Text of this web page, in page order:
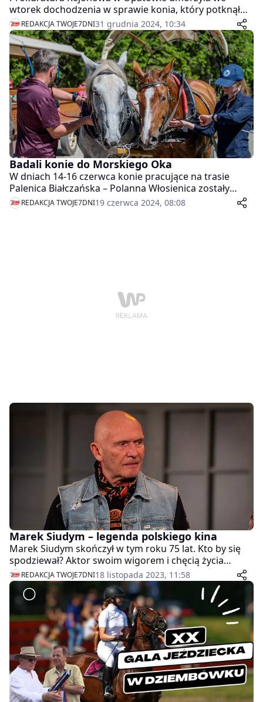
wtorek dochodzenia w sprawie konia, który potknął
się i upadł na drodze do Morskiego Oka w Tatrach.
Zdaniem obrońców praw zwierząt doszło do znęcania
nad zwierzęciem, ale przeczy temu opinia biegłego
lekarza weterynarii.
REDAKCJA TWOJE7DNI31 grudnia 2024, 10:34
Badali konie do Morskiego Oka
W dniach 14-16 czerwca konie pracujące na trasie
Palenica Białczańska – Polanna Włosienica zostały
przebadane przez Komisję składającą się z lekarzy
weterynarii.
REDAKCJA TWOJE7DNI19 czerwca 2024, 08:08
Marek Siudym – legenda polskiego kina
Marek Siudym skończył w tym roku 75 lat. Kto by się
spodziewał? Aktor swoim wigorem i chęcią życia
mógłby zawstydzić dzisiejszą młodzież.
REDAKCJA TWOJE7DNI18 listopada 2023, 11:58